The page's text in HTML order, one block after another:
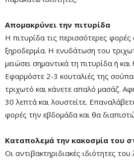
Mute
Απομακρύνει την πιτυρίδα
Η πιτυρίδα τις περισσότερες φορές
ξηροδερμία. Η ενυδάτωση του
μειώσει σημαντικά τη πιτυρίδα ή
Εφαρμόστε 2-3 κουταλιές της
τριχωτό και κάνετε απαλό μασάζ.
30 λεπτά και λουστείτε.
φορές την εβδομάδα και θα
Καταπολεμά την κακοσμία του
Οι αντιβακτηριδιακές ιδιότητες